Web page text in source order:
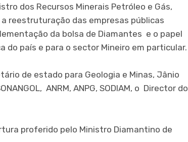
dos Recursos Minerais Petróleo e Gás,
reestruturação das empresas públicas
da bolsa de Diamantes e o papel
do país e para o sector Mineiro em particular.
de estado para Geologia e Minas, Jânio
ANRM, ANPG, SODIAM, o Director do
proferido pelo Ministro Diamantino de